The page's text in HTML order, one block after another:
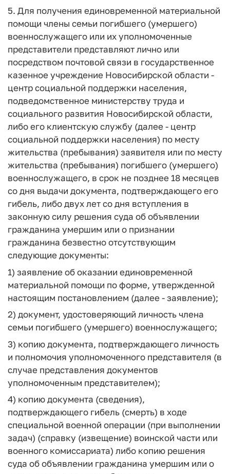
5. Для получения единовременной материальной
помощи члены семьи погибшего (умершего)
военнослужащего или их уполномоченные
представители представляют лично или
посредством почтовой связи в государственное
казенное учреждение Новосибирской области -
центр социальной поддержки населения,
подведомственное министерству труда и
социального развития Новосибирской области,
либо его клиентскую службу (далее - центр
социальной поддержки населения) по месту
жительства (пребывания) заявителя или по месту
жительства (пребывания) погибшего (умершего)
военнослужащего, в срок не позднее 18 месяцев
со дня выдачи документа, подтверждающего его
гибель, либо двух лет со дня вступления в
законную силу решения суда об объявлении
гражданина умершим или о признании
гражданина безвестно отсутствующим
следующие документы:
1) заявление об оказании единовременной
материальной помощи по форме, утвержденной
настоящим постановлением (далее - заявление);
2) документ, удостоверяющий личность члена
семьи погибшего (умершего) военнослужащего;
3) копию документа, подтверждающего личность
и полномочия уполномоченного представителя (в
случае представления документов
уполномоченным представителем);
4) копию документа (сведения),
подтверждающего гибель (смерть) в ходе
специальной военной операции (при выполнении
задач) (справку (извещение) воинской части или
военного комиссариата) либо копию решения
суда об объявлении гражданина умершим или о